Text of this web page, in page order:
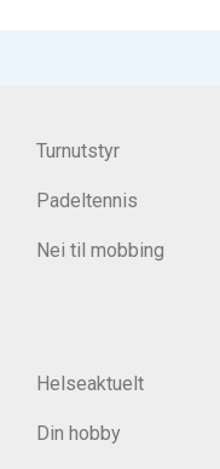
Turnutstyr
Padeltennis
Nei til mobbing
Helseaktuelt
Din hobby